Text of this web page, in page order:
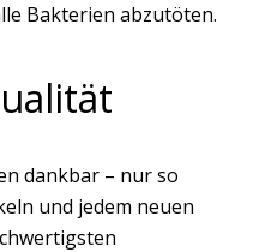
Bakterien abzutöten.
dankbar – nur so
und jedem neuen